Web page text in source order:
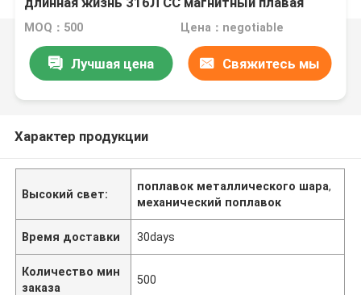
MOQ：500 Цена：negotiable
Лучшая цена Свяжитесь мы
Характер продукции
Высокий свет:
поплавок металлического шара,
механический поплавок
Время доставки 30days
Количество мин
заказа
500